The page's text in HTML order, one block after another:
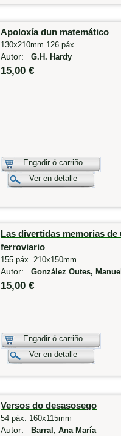
Apoloxía dun matemático
130x210mm.126 páx.
Autor:G.H. Hardy
15,00 €
Engadir ó carriño
Ver en detalle
Las divertidas memorias de
ferroviario
155 páx. 210x150mm
Autor:González Outes,
15,00 €
Engadir ó carriño
Ver en detalle
Versos do desasosego
54 páx. 160x115mm
Autor:Barral, Ana María